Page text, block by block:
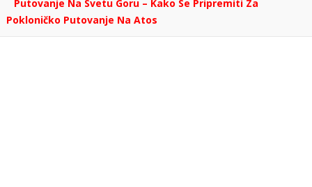
Putovanje Na Svetu Goru – Kako Se Pripremiti Za
Pokloničko Putovanje Na Atos